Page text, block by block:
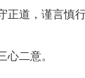
道，谨言慎行
二意。